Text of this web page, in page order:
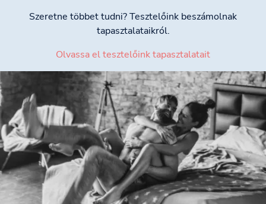
Szeretne többet tudni? Tesztelőink beszámolnak
tapasztalataikról.
Olvassa el tesztelőink tapasztalatait